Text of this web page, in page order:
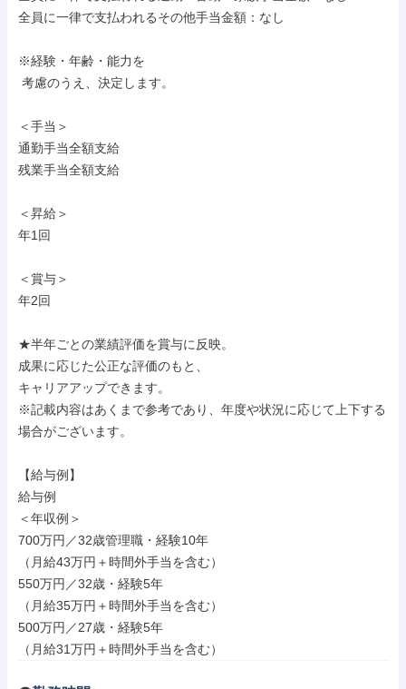
全員に一律で支払われるその他手当金額：なし
※経験・年齢・能力を
＜手当＞
通勤手当全額支給
残業手当全額支給
＜昇給＞
年1回
＜賞与＞
年2回
★半年ごとの業績評価を賞与に反映。
成果に応じた公正な評価のもと、
キャリアアップできます。
※記載内容はあくまで参考であり、年度や状況に応じて上下する
場合がございます。
【給与例】
給与例
＜年収例＞
700万円／32歳管理職・経験10年
（月給43万円＋時間外手当を含む）
550万円／32歳・経験5年
（月給35万円＋時間外手当を含む）
500万円／27歳・経験5年
（月給31万円＋時間外手当を含む）